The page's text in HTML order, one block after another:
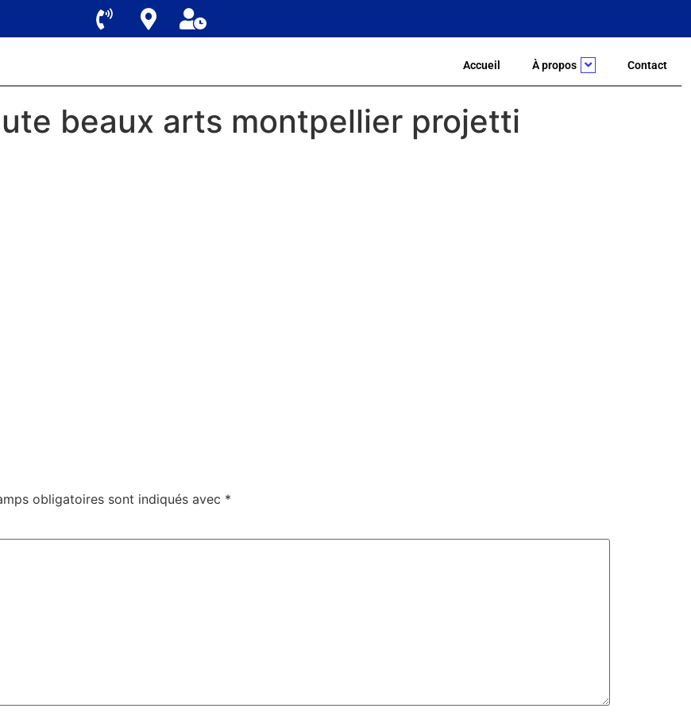
Accueil À propos Contact
beaux arts montpellier projetti
obligatoires sont indiqués avec *